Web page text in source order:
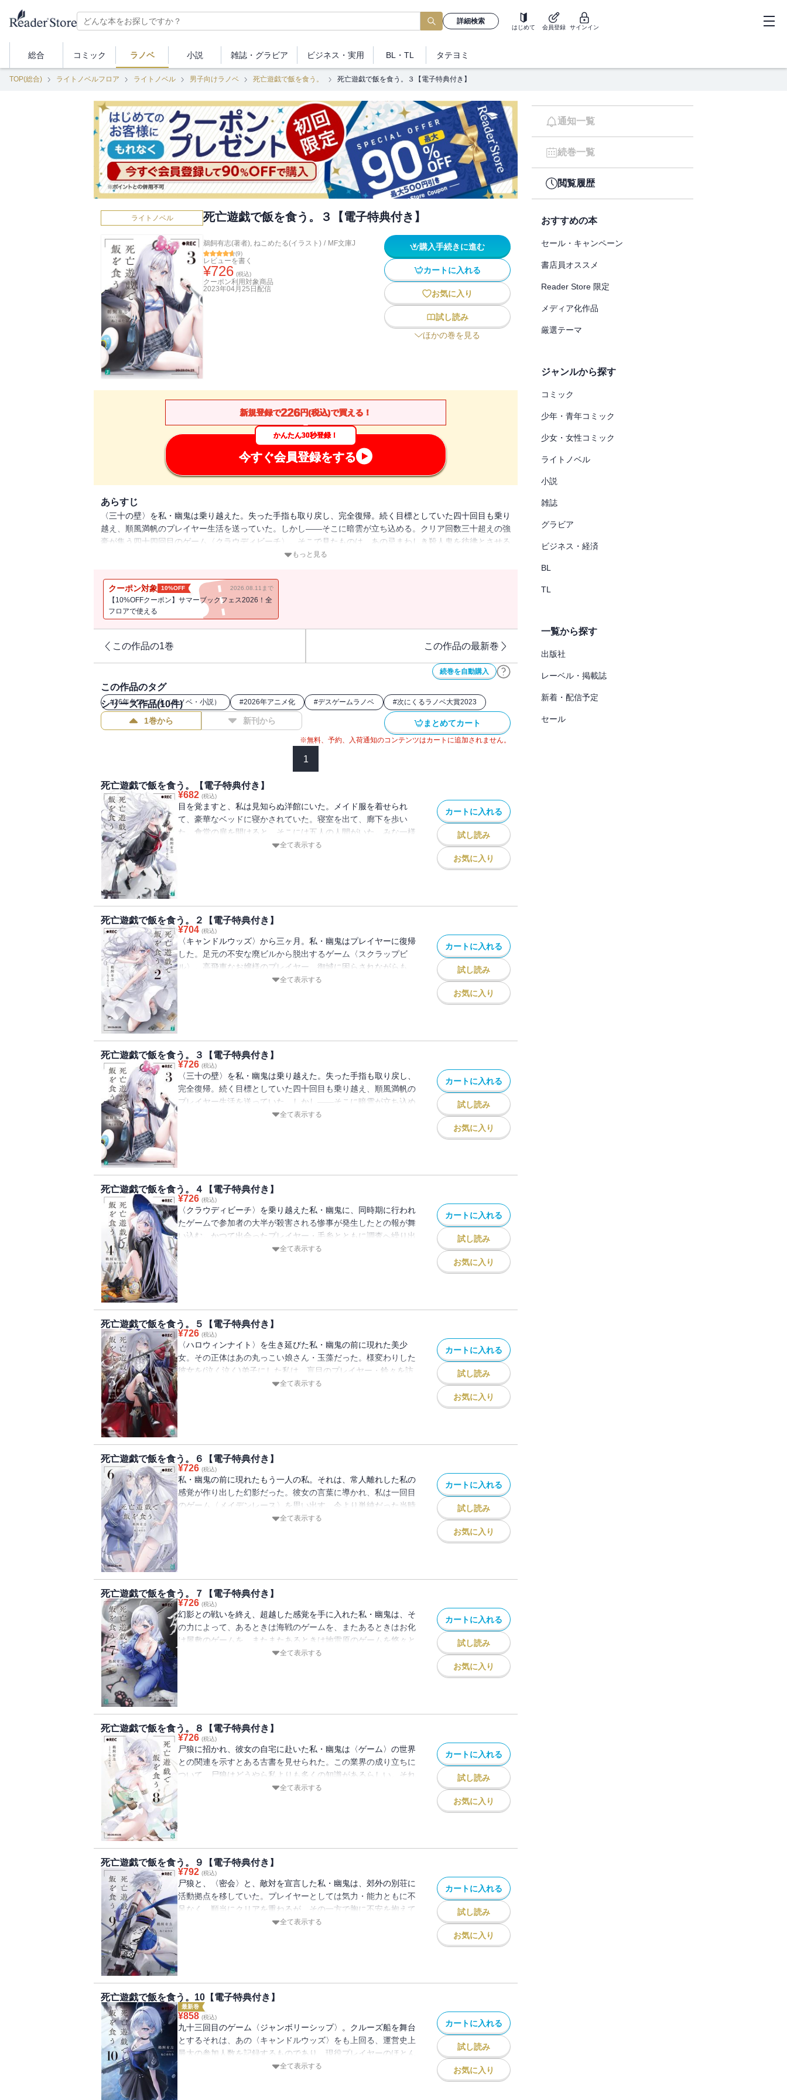
詳細検索
はじめて 会員登録 サインイン
総合 コミック ラノベ 小説 雑誌・ グラビア ビジネス ・実用 BL・TL タテヨミ
TOP(総合) ライトノベルフロア ライトノベル 男子向けラノベ 死亡遊戯で飯を食う。 死亡遊戯で飯を食う。３【電子特典付き】
ライトノベル 死亡遊戯で飯を食う。３【電子特典付き】
鵜飼有志(著者), ねこめたる(イラスト) / MF文庫J
(9)
レビューを書く
¥726 (税込)
クーポン利用対象商品
2023年04月25日 配信
購入手続きに進む
カートに入れる
お気に入り
試し読み
ほかの巻を見る
新規登録で226円(税込)で買える！
かんたん30秒登録！
今すぐ会員登録をする
あらすじ
〈三十の壁〉を私・幽鬼は乗り越えた。失った手指も取り戻し、完全復帰。続く目標としていた四十回目も乗り
越え、順風満帆のプレイヤー生活を送っていた。しかし――そこに暗雲が立ち込める。クリア回数三十超えの強
豪が集う四十四回目のゲーム〈クラウディビーチ〉。そこで見たものは、あの忌まわしき殺人鬼を彷彿とさせる
ばらばらに刻まれた遺体だった。犯人を探すべく、絶海の孤島を駆け回るプレイヤーたち。それを嘲笑うかのよ
時は制服の遊園地で。またある時は水着のビーチで。私たちは今日も――死亡遊戯で飯を食う。【電子限定！書
き下ろし特典つき】
もっと見る
クーポン対象 10%OFF 2026.08.11まで
【10%OFFクーポン】サマーブックフェス2026！全
フロアで使える
この作品の1巻 この作品の最新巻
続巻を自動購入
この作品のタグ
#26年冬アニメ化（ラノベ・小説） #2026年アニメ化 #デスゲームラノベ #次にくるラノベ大賞2023
シリーズ作品(10件)
1巻から 新刊から まとめてカート
※無料、予約、入荷通知のコンテンツはカートに追加されません。
1
死亡遊戯で飯を食う。【電子特典付き】
¥682 (税込)
目を覚ますと、私は見知らぬ洋館にいた。メイド服を着せられ
て、豪華なベッドに寝かされていた。寝室を出て、廊下を歩い
た。食堂の扉を開けると、そこには五人の人間がいた。みな一様
に、私と同じくメイド服を着せられていて、少女だった。〈ゲー
な現実に、少女たちは顔色を悪くする――――ただ一人、私だけ
を除いて。なぜかって？ そりゃあ――私はこれが初めてじゃな
いから。プレイヤーネーム、幽鬼【ユウキ】。十七歳。自分で言
うのもなんだけど、殺人ゲームのプロフェッショナル。メイド服
を着て死の館から脱出を図ったり、バニーガール姿でほかのプレ
全て表示する
カートに入れる
試し読み
お気に入り
死亡遊戯で飯を食う。２【電子特典付き】
¥704 (税込)
〈キャンドルウッズ〉から三ヶ月。私・幽鬼はプレイヤーに復帰
した。足元の不安な廃ビルから脱出するゲーム〈スクラップビ
ル〉。高飛車なお嬢様のプレイヤー、御城に困らされながらも、
私はゲームをこなす。――それから時は過ぎ、私は三十回目にさ
をしてほしいのです」あるときは廃ビルを探索し、またあるとき
は風呂場で札の争奪戦。そうして今日も私は――死亡遊戯で飯を
食う。【電子限定！書き下ろし特典つき】
全て表示する
カートに入れる
試し読み
お気に入り
死亡遊戯で飯を食う。３【電子特典付き】
¥726 (税込)
〈三十の壁〉を私・幽鬼は乗り越えた。失った手指も取り戻し、
完全復帰。続く目標としていた四十回目も乗り越え、順風満帆の
プレイヤー生活を送っていた。しかし――そこに暗雲が立ち込め
る。クリア回数三十超えの強豪が集う四十四回目のゲーム〈クラ
たある時は水着のビーチで。私たちは今日も――死亡遊戯で飯を
食う。【電子限定！書き下ろし特典つき】
全て表示する
カートに入れる
試し読み
お気に入り
死亡遊戯で飯を食う。４【電子特典付き】
¥726 (税込)
〈クラウディビーチ〉を乗り越えた私・幽鬼に、同時期に行われ
たゲームで参加者の大半が殺害される惨事が発生したとの報が舞
い込む。かつて出会ったプレイヤー・毛糸とともに調査へ繰り出
し、『殺人鬼』の再来を私は知る。いずれ訪れる邂逅を覚悟して
〈ハロウィンナイト〉。ある時は学校帰りに。ある時はカボチャ
畑で。我らその身が朽ちるまで、死亡遊戯で飯を食う。【電子限
定！書き下ろし特典つき】
全て表示する
カートに入れる
試し読み
お気に入り
死亡遊戯で飯を食う。５【電子特典付き】
¥726 (税込)
〈ハロウィンナイト〉を生き延びた私・幽鬼の前に現れた美少
女。その正体はあの丸っこい娘さん・玉藻だった。様変わりした
彼女を(泣く泣く)弟子にした私は、盲目のプレイヤー・鈴々を訪
ねる。視力に頼らずゲームを生き抜いてきた彼女に、その技術を
るときは離島で、またあるときは王宮で。今日も私は――死亡遊
戯で飯を食う。・・・・・・たとえこの身が裂かれようとも。
【電子限定！書き下ろし特典つき】
全て表示する
カートに入れる
試し読み
お気に入り
死亡遊戯で飯を食う。６【電子特典付き】
¥726 (税込)
私・幽鬼の前に現れたもう一人の私。それは、常人離れした私の
感覚が作り出した幻影だった。彼女の言葉に導かれ、私は一回目
のゲーム〈メイデンレース〉を思い出す。今より単純だった当時
の私は、ややこしい感情を抱くことなど、なかった。あのときの
た・・・・・・。あるときはアスレチック場で。またあるときは
白い部屋で。私と私は、死亡遊戯で飯を食う。【電子限定！書き
下ろし特典つき】
全て表示する
カートに入れる
試し読み
お気に入り
死亡遊戯で飯を食う。７【電子特典付き】
¥726 (税込)
幻影との戦いを終え、超越した感覚を手に入れた私・幽鬼は、そ
の力によって、あるときは海戦のゲームを、またあるときはお化
け屋敷のゲームを、またまたあるときは地雷原のゲームを悠々と
こなし、平穏なプレイヤー生活を送る。しかし――波乱の絶えな
越えて、平穏な生活を守り切ることができるか――？死亡遊戯で
飯を食いつつ、私は今日も生きていく。【電子限定！書き下ろし
特典つき】
全て表示する
カートに入れる
試し読み
お気に入り
死亡遊戯で飯を食う。８【電子特典付き】
¥726 (税込)
尸狼に招かれ、彼女の自宅に赴いた私・幽鬼は〈ゲーム〉の世界
との関連を示すとある古書を見せられた。この業界の成り立ちに
ついて、尸狼はどうやら私よりも多くの知識があるらしい。それ
を元に彼女は取引を持ちかけてくる。自分の持つ情報と引き換え
アパートで。それでも私は、死亡遊戯で飯を食う。【電子限定！
書き下ろし特典つき】
全て表示する
カートに入れる
試し読み
お気に入り
死亡遊戯で飯を食う。９【電子特典付き】
¥792 (税込)
尸狼と、〈密会〉と、敵対を宣言した私・幽鬼は、郊外の別荘に
活動拠点を移していた。プレイヤーとしては気力・能力ともに不
足なく、順当にクリアを重ねるが、その一方で胸に不安を抱えて
いた。八十回。師匠の肉体が崩れ始めてきたのもこの辺りからだ
すのは、いったい誰だ？ある時はクノイチ衣装で。またある時は
探偵の装いで。飽きもせず私は、死亡遊戯で飯を食う。【電子限
定！書き下ろし特典つき】
全て表示する
カートに入れる
試し読み
お気に入り
死亡遊戯で飯を食う。10【電子特典付き】
最新巻
¥858 (税込)
九十三回目のゲーム〈ジャンボリーシップ〉。クルーズ船を舞台
とするそれは、あの〈キャンドルウッズ〉をも上回る、運営史上
最大の参加人数を記録するものであり、現役プレイヤーのほとん
ど全員に招待が送られた。慣れない肉体にもどかしさを感じつつ
全て表示する
カートに入れる
試し読み
お気に入り
通知一覧
続巻一覧
閲覧履歴
おすすめの本
セール・キャンペーン
書店員オススメ
Reader Store 限定
メディア化作品
厳選テーマ
ジャンルから探す
コミック
少年・青年コミック
少女・女性コミック
ライトノベル
小説
雑誌
グラビア
ビジネス・経済
BL
TL
一覧から探す
出版社
レーベル・掲載誌
新着・配信予定
セール